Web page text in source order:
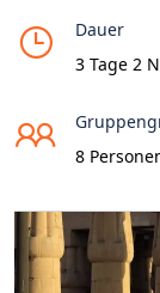
Dauer
3 Tage 2
8